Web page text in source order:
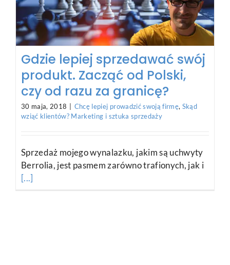
Gdzie lepiej sprzedawać swój
produkt. Zacząć od Polski,
czy od razu za granicę?
30 maja, 2018 Chcę lepiej prowadzić swoją firmę, Skąd
wziąć klientów? Marketing i sztuka sprzedaży
Sprzedaż mojego wynalazku, jakim są uchwyty
Berrolia, jest pasmem zarówno trafionych, jak i
[...]